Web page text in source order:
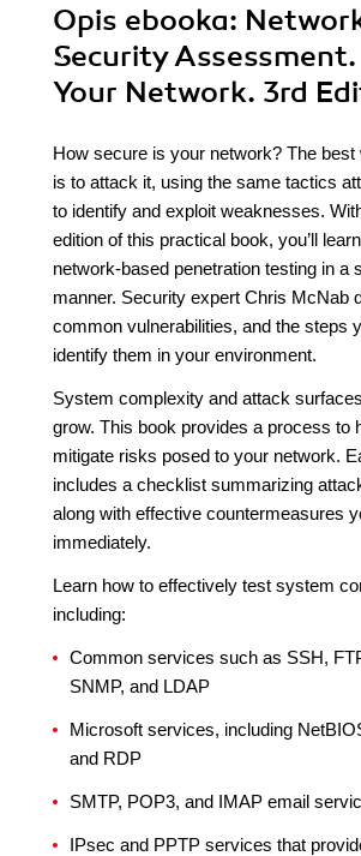
Opis ebooka:
Security
Your Network. 3rd
How secure is your network? The best
is to attack it, using the same tactics
to identify and exploit weaknesses.
edition of this practical book, you’ll
network-based penetration testing in a
manner. Security expert Chris McNab
common vulnerabilities, and the steps
identify them in your environment.
System complexity and attack
grow. This book provides a process to
mitigate risks posed to your network.
includes a checklist summarizing
along with effective countermeasures
immediately.
Learn how to effectively test system
including:
Common services such as SSH,
SNMP, and LDAP
Microsoft services, including
and RDP
SMTP, POP3, and IMAP email
IPsec and PPTP services that